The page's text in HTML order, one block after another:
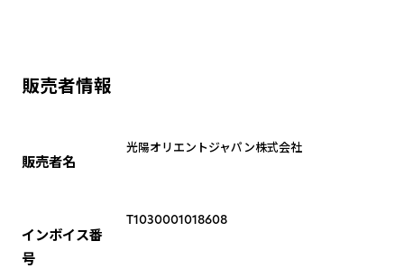
販売者情報
販売者名
光陽オリエントジャパン株式会社
インボイス番
号
T1030001018608